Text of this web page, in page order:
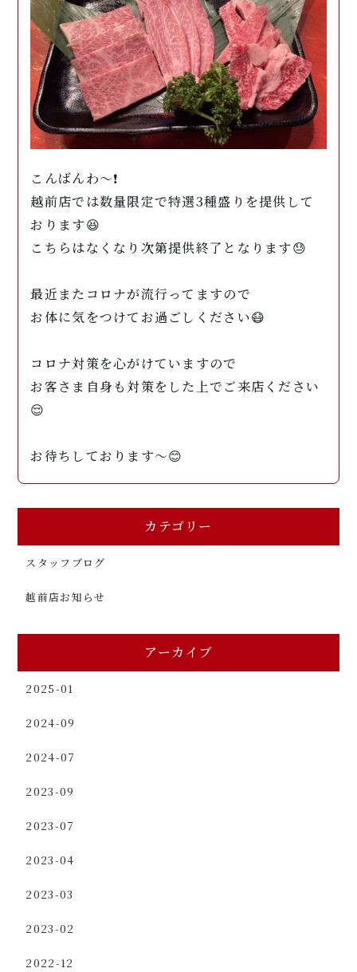
こんばんわ〜❗️
越前店では数量限定で特選3種盛りを提供して
おります😆
こちらはなくなり次第提供終了となります😓
最近またコロナが流行ってますので
お体に気をつけてお過ごしください😷
コロナ対策を心がけていますので
お客さま自身も対策をした上でご来店ください
😌
お待ちしております〜😊
カテゴリー
スタッフブログ
越前店お知らせ
アーカイブ
2025-01
2024-09
2024-07
2023-09
2023-07
2023-04
2023-03
2023-02
2022-12